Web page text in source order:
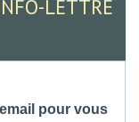
LETTRE
pour vous